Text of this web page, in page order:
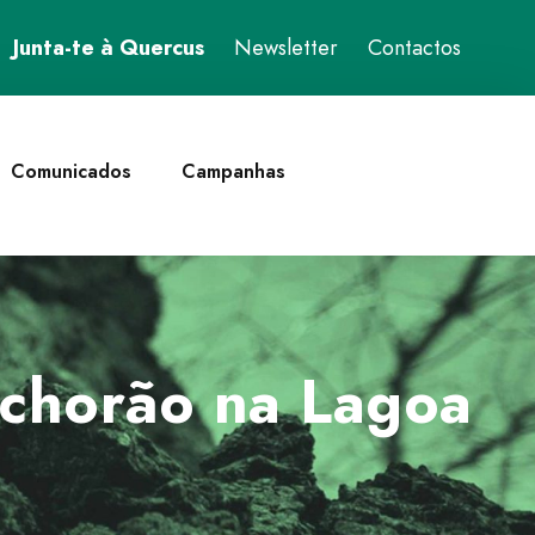
Junta-te à Quercus Newsletter Contactos
Comunicados Campanhas
na Lagoa